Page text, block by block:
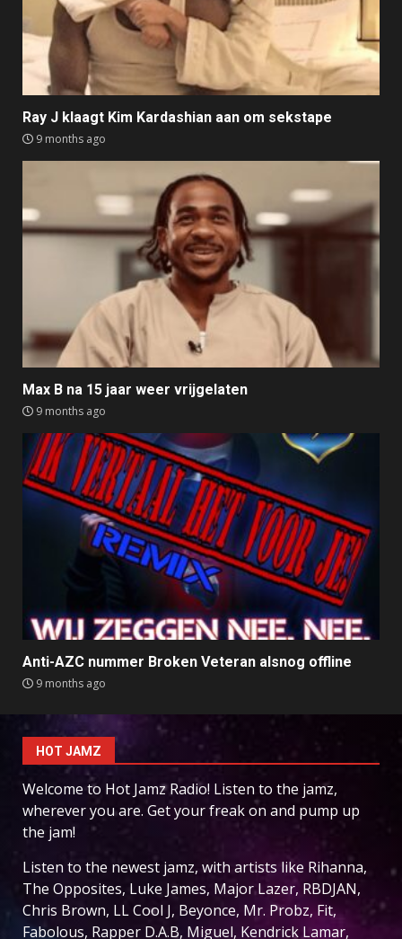
Ray J klaagt Kim Kardashian aan om sekstape
9 months ago
Max B na 15 jaar weer vrijgelaten
9 months ago
Anti-AZC nummer Broken Veteran alsnog offline
9 months ago
HOT JAMZ
Welcome to Hot Jamz Radio! Listen to the jamz,
wherever you are. Get your freak on and pump up
the jam!
Listen to the newest jamz, with artists like Rihanna,
The Opposites, Luke James, Major Lazer, RBDJAN,
Chris Brown, LL Cool J, Beyonce, Mr. Probz, Fit,
Fabolous, Rapper D.A.B, Miguel, Kendrick Lamar,